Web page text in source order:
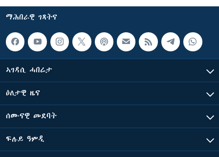
ማሕበራዊ ገጻትና
ኣገዳሲ ሓበሬታ
ዕለታዊ ዜና
ሰሙናዊ መደባት
ፍሉይ ዓምዲ